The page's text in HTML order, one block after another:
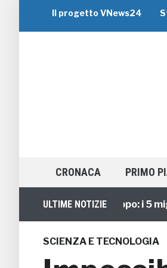
Il progetto VNews24
CRONACA PRIMO
ULTIME NOTIZIE
Viaggi di Gruppo: i 5
SCIENZA E TECNOLOGIA